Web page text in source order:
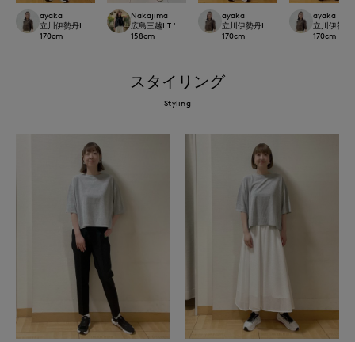
ayaka
立川伊勢丹I.T.'S.international
170cm
Nakajima
広島三越I.T.'S.international
158cm
ayaka
立川伊勢丹I.T.'S.international
170cm
ayaka
立川伊勢
170cm
スタイリング
Styling